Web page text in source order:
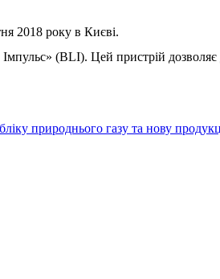
2018 року в Києві.
Імпульс» (BLI). Цей пристрій дозволяє
природнього газу та нову